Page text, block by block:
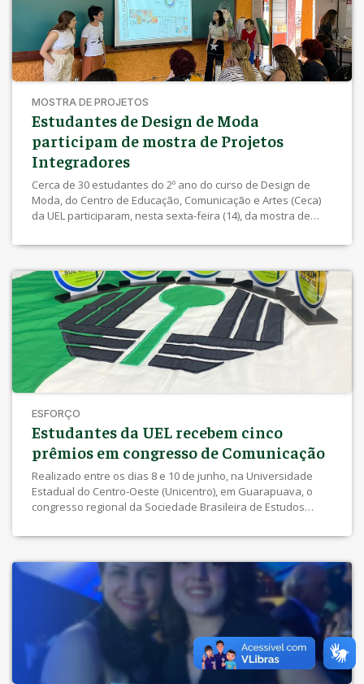
MOSTRA DE PROJETOS
Estudantes de Design de Moda
participam de mostra de Projetos
Integradores
Cerca de 30 estudantes do 2º ano do curso de Design de
Moda, do Centro de Educação, Comunicação e Artes (Ceca)
da UEL participaram, nesta sexta-feira (14), da mostra de
pesquisas sobre o universo infantil. Os alunos foram
infantojuvenis considerando […]
ESFORÇO
Estudantes da UEL recebem cinco
prêmios em congresso de Comunicação
Realizado entre os dias 8 e 10 de junho, na Universidade
Estadual do Centro-Oeste (Unicentro), em Guarapuava, o
congresso regional da Sociedade Brasileira de Estudos
estudantes, professores e pesquisadores da Região Sul do
série de temas relevantes. Um dos momentos mais
importantes é […]